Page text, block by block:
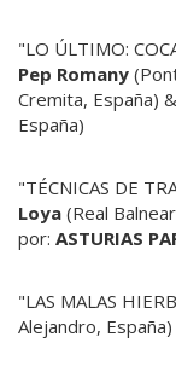
"LO ÚLTIMO:
Pep Romany
Cremita, España) &
España)
"TÉCNICAS DE
Loya (Real
por: ASTURIAS
"LAS MALAS
Alejandro, España)